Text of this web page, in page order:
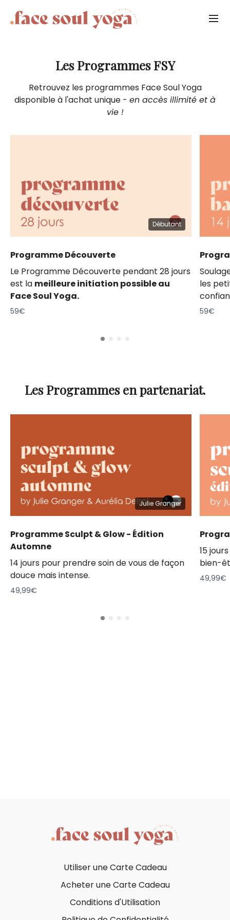
Les Programmes FSY
Retrouvez les programmes Face Soul Yoga
disponible à l'achat unique - en accès illimité et à
vie !
Débutant
Programme Découverte
Le Programme Découverte pendant 28 jours
est la meilleure initiation possible au
Face Soul Yoga.
59€
les
59€
Les Programmes en partenariat.
Julie Granger
Programme Sculpt & Glow - Édition
Automne
14 jours pour prendre soin de vous de façon
douce mais intense.
49,99€
15
bien-
49,99€
Utiliser une Carte Cadeau
Acheter une Carte Cadeau
Conditions d'Utilisation